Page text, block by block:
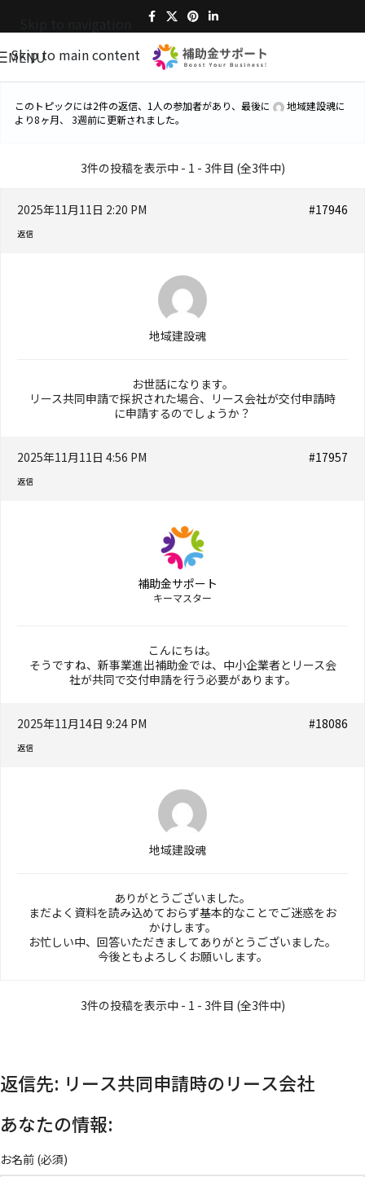
Skip to main content
MENU
このトピックには2件の返信、1人の参加者があり、最後に 地域建設魂に
より8ヶ月、 3週前に更新されました。
3件の投稿を表示中 - 1 - 3件目 (全3件中)
2025年11月11日 2:20 PM #17946
返信
地域建設魂
お世話になります。
リース共同申請で採択された場合、リース会社が交付申請時
に申請するのでしょうか？
2025年11月11日 4:56 PM #17957
返信
補助金サポート
キーマスター
こんにちは。
そうですね、新事業進出補助金では、中小企業者とリース会
社が共同で交付申請を行う必要があります。
2025年11月14日 9:24 PM #18086
返信
地域建設魂
ありがとうございました。
まだよく資料を読み込めておらず基本的なことでご迷惑をお
かけします。
お忙しい中、回答いただきましてありがとうございました。
今後ともよろしくお願いします。
3件の投稿を表示中 - 1 - 3件目 (全3件中)
返信先: リース共同申請時のリース会社
あなたの情報:
お名前 (必須)